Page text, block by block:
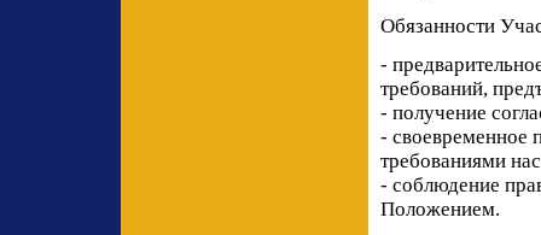
Обязанности
-
требований,
- получение
- своевременное
требованиями
- соблюдение
Положением.